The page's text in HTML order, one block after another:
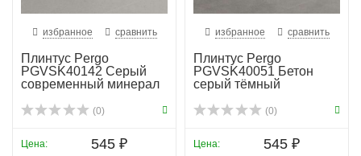
избранное сравнить
Плинтус Pergo
PGVSK40142 Серый
современный минерал
(0)
Цена: 545 ₽
избранное сравнить
Плинтус Pergo
PGVSK40051 Бетон
серый тёмный
(0)
Цена: 545 ₽